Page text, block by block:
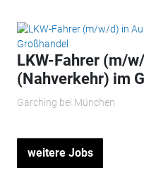
LKW-Fahrer (m/
(Nahverkehr) im
Garching bei München
weitere Jobs